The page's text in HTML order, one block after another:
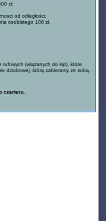
zł;
od odległości;
osobistego 100 zł.
rufowych (wiązanych do kip), które
dziobowej, którą zabieramy ze sobą.
czarteru.